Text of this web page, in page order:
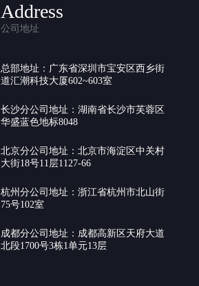
Address
公司地址
总部地址：广东省深圳市宝安区西乡街
道汇潮科技大厦602~603室
长沙分公司地址：湖南省长沙市芙蓉区
华盛蓝色地标8048
北京分公司地址：北京市海淀区中关村
大街18号11层1127-66
杭州分公司地址：浙江省杭州市北山街
75号102室
成都分公司地址：成都高新区天府大道
北段1700号3栋1单元13层